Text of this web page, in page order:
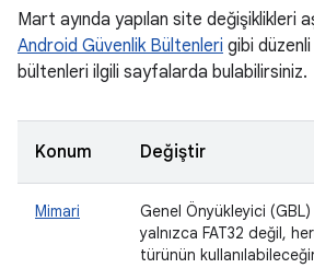
Mart ayında yapılan site değişiklikleri
Android Güvenlik Bültenleri gibi
bültenleri ilgili sayfalarda bulabilirsiniz.
Konum Değiştir
Mimari
Genel Önyükleyici
yalnızca FAT32 değil,
türünün